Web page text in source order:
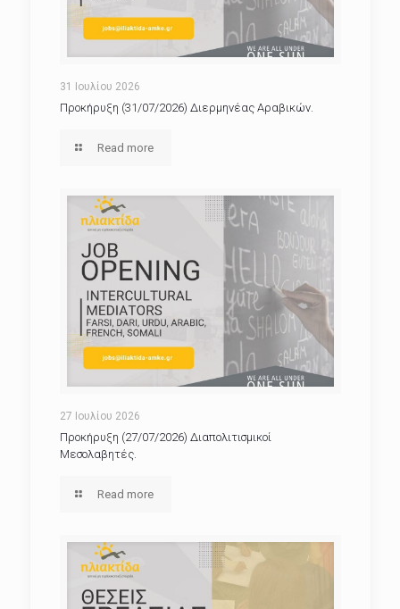
31 Ιουλίου 2026
Προκήρυξη (31/07/2026) Διερμηνέας Αραβικών.
Read more
27 Ιουλίου 2026
Προκήρυξη (27/07/2026) Διαπολιτισμικοί
Μεσολαβητές.
Read more